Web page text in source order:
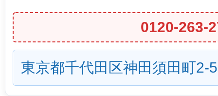
0120-263-
東京都千代田区神田須田町2-